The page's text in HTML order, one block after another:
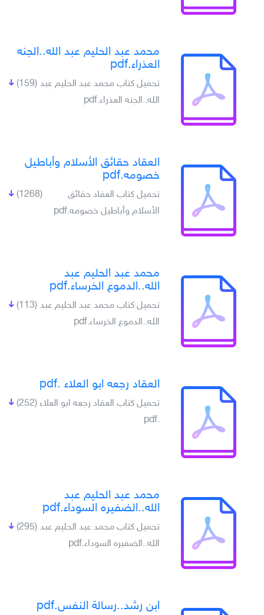
محمد عبد الحليم عبد الله..الجنه
العذراء.pdf
(159) تحميل كتاب محمد عبد الحليم عبد
الله..الجنه العذراء.pdf
العقاد حقائق الأسلام وأباطيل
خصومه.pdf
(1268)
تحميل كتاب العقاد حقائق
الأسلام وأباطيل خصومه.pdf
محمد عبد الحليم عبد
الله..الدموع الخرساء.pdf
(113) تحميل كتاب محمد عبد الحليم عبد
الله..الدموع الخرساء.pdf
العقاد رجعه ابو العلاء .pdf
(252) تحميل كتاب العقاد رجعه ابو العلاء
.pdf
محمد عبد الحليم عبد
الله..الضفيره السوداء.pdf
(295) تحميل كتاب محمد عبد الحليم عبد
الله..الضفيره السوداء.pdf
ابن رشد..رسالة النفس.pdf